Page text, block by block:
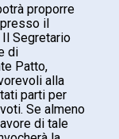
proporre
il
Segretario
di
Patto,
alla
parti per
Se almeno
di tale